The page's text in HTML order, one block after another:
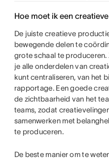
Hoe moet ik een
De juiste creatieve
bewegende delen te
grote schaal te
je alle onderdelen van
kunt centraliseren, van het
rapportage. Een goede
de zichtbaarheid van het
teams, zodat
samenwerken met
te produceren.
De beste manier om te